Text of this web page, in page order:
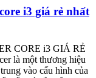
i3 giá rẻ nhất
CORE i3 GIÁ RẺ
là một thương hiệu
vào cấu hình của